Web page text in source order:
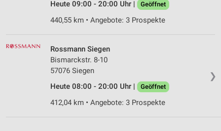
Heute 09:00 - 20:00 Uhr |
Geöffnet
440,55 km • Angebote: 3 Prospekte
❯
Rossmann Siegen
Bismarckstr. 8-10
57076 Siegen
Heute 08:00 - 20:00 Uhr |
Geöffnet
412,04 km • Angebote: 3 Prospekte
Erstellung von Profilen zur Personalisierung
Messung der Werbeleistung
Messung der Performance von Inhalten
Analyse von Zielgruppen durch Statistiken oder